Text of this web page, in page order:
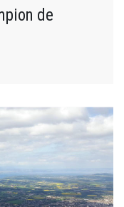
de